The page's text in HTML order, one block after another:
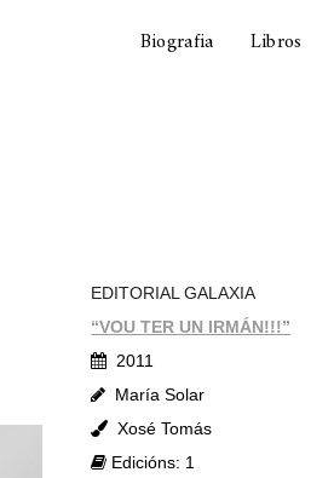
Biografia Libros
EDITORIAL GALAXIA
“VOU TER UN IRMÁN!!!”
2011
María Solar
Xosé Tomás
Edicións: 1